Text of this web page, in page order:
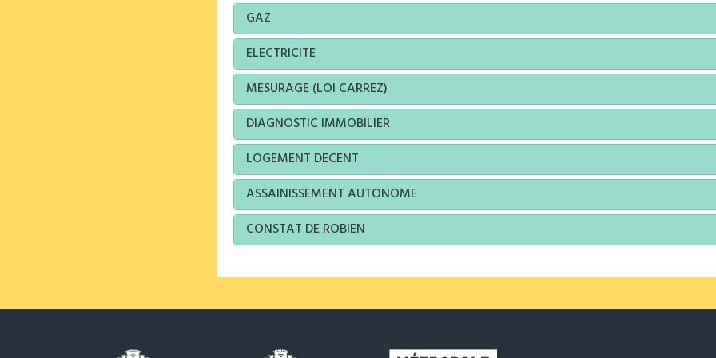
GAZ
ELECTRICITE
MESURAGE (LOI CARREZ)
DIAGNOSTIC IMMOBILIER
LOGEMENT DECENT
ASSAINISSEMENT AUTONOME
CONSTAT DE ROBIEN